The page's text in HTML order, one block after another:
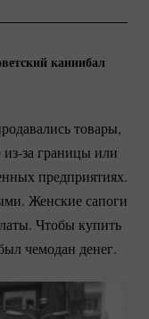
каннибал
товары,
из-за границы или
предприятиях.
Женские сапоги
Чтобы купить
чемодан денег.